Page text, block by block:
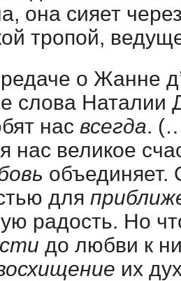
она сияет
тропой,
о Жанне
слова Наталии
нас всегда.
нас великое
объединяет.
для
радость. Но
до любви к
их